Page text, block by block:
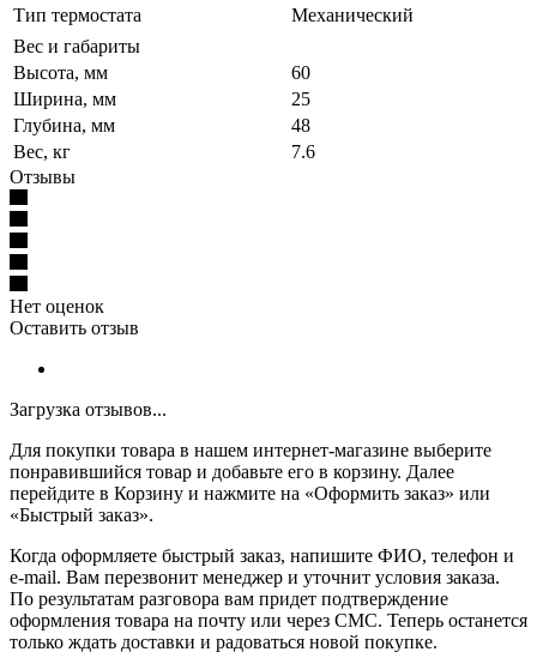
Тип термостата
Механический
Вес и габариты
Высота, мм
60
Ширина, мм
25
Глубина, мм
48
Вес, кг
7.6
Отзывы
Нет оценок
Оставить отзыв
Загрузка отзывов...
Для покупки товара в нашем интернет-магазине выберите
понравившийся товар и добавьте его в корзину. Далее
перейдите в Корзину и нажмите на «Оформить заказ» или
«Быстрый заказ».
Когда оформляете быстрый заказ, напишите ФИО, телефон и
e-mail. Вам перезвонит менеджер и уточнит условия заказа.
По результатам разговора вам придет подтверждение
оформления товара на почту или через СМС. Теперь останется
только ждать доставки и радоваться новой покупке.